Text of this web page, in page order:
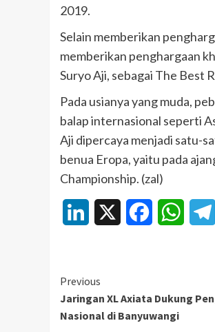
2019.
Selain memberikan
memberikan penghargaan
Suryo Aji, sebagai The Best
Pada usianya yang muda,
balap internasional seperti
Aji dipercaya menjadi satu-
benua Eropa, yaitu pada
Championship. (zal)
LinkedIn Facebook
Continue
Reading
Previous
Jaringan XL Axiata Dukung
Nasional di Banyuwangi